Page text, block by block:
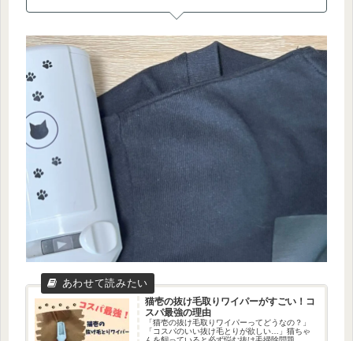
猫壱の抜け毛取りワイパーがすごい！コ
スパ最強の理由
「猫壱の抜け毛取りワイパーってどうなの？」
「コスパのいい抜け毛とりが欲しい…」猫ちゃ